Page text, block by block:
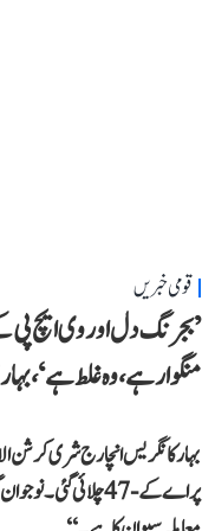
قومی خبریں
’بجرنگ دل اور وی ایچ
منگوا رہے، وہ غلط ہے‘،
بہار کانگریس انچارج شری کرشن
پر اے کے-47 چلائی